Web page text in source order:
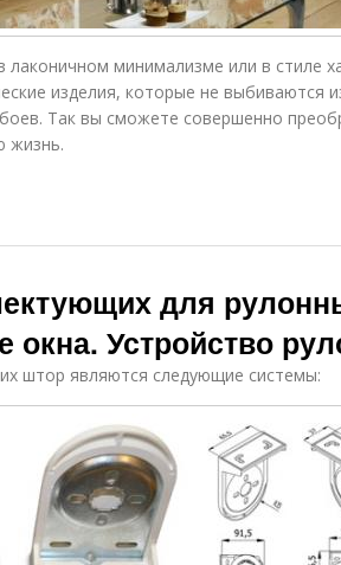
минимализме или в стиле
изделия, которые не выбиваются
Так вы сможете совершенно
жизнь.
для
окна. Устройство
штор являются следующие системы: